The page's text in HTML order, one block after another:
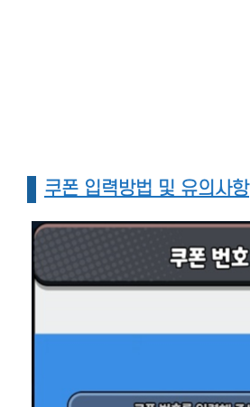
쿠폰 입력방법 및 유의사항